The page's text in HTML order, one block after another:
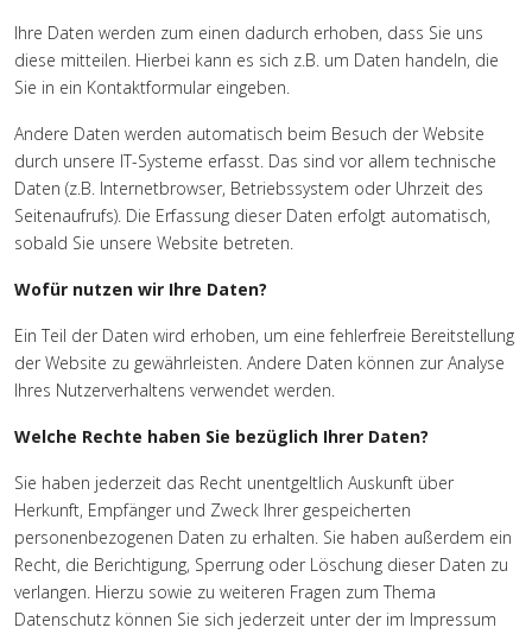
Ihre Daten werden zum einen dadurch erhoben, dass Sie uns
diese mitteilen. Hierbei kann es sich z.B. um Daten handeln, die
Sie in ein Kontaktformular eingeben.
Andere Daten werden automatisch beim Besuch der Website
durch unsere IT-Systeme erfasst. Das sind vor allem technische
Daten (z.B. Internetbrowser, Betriebssystem oder Uhrzeit des
Seitenaufrufs). Die Erfassung dieser Daten erfolgt automatisch,
sobald Sie unsere Website betreten.
Wofür nutzen wir Ihre Daten?
Ein Teil der Daten wird erhoben, um eine fehlerfreie Bereitstellung
der Website zu gewährleisten. Andere Daten können zur Analyse
Ihres Nutzerverhaltens verwendet werden.
Welche Rechte haben Sie bezüglich Ihrer Daten?
Sie haben jederzeit das Recht unentgeltlich Auskunft über
Herkunft, Empfänger und Zweck Ihrer gespeicherten
personenbezogenen Daten zu erhalten. Sie haben außerdem ein
Recht, die Berichtigung, Sperrung oder Löschung dieser Daten zu
verlangen. Hierzu sowie zu weiteren Fragen zum Thema
Datenschutz können Sie sich jederzeit unter der im Impressum